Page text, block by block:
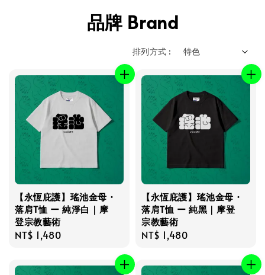
品牌 Brand
排列方式 :
【永恆庇護】瑤池金母・
落肩T恤 ー 純淨白｜摩
登宗教藝術
Regular
NT$ 1,480
【永恆庇護】瑤池金母・
落肩T恤 ー 純黑｜摩登
宗教藝術
Regular
NT$ 1,480